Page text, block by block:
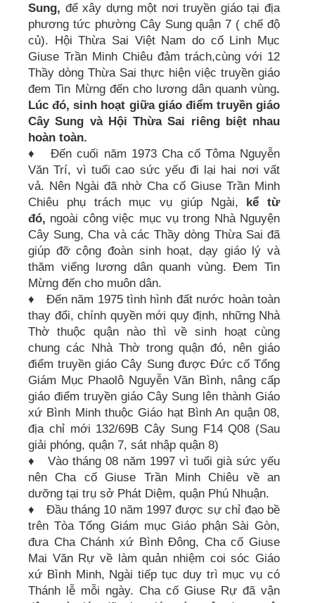
Sung, để xây dựng một nơi truyền giáo tại địa
phương tức phường Cây Sung quận 7 ( chế độ
củ). Hội Thừa Sai Việt Nam do cố Linh Mục
Giuse Trần Minh Chiêu đảm trách,cùng với 12
Thầy dòng Thừa Sai thực hiện việc truyền giáo
đem Tin Mừng đến cho lương dân quanh vùng.
Lúc đó, sinh hoạt giữa giáo điểm truyền giáo
Cây Sung và Hội Thừa Sai riêng biệt nhau
hoàn toàn.
♦ Đến cuối năm 1973 Cha cố Tôma Nguyễn
Văn Trí, vì tuổi cao sức yếu đi lại hai nơi vất
vả. Nên Ngài đã nhờ Cha cố Giuse Trần Minh
Chiêu phụ trách mục vụ giúp Ngài,
kể từ
đó, ngoài công việc mục vụ trong Nhà Nguyện
Cây Sung, Cha và các Thầy dòng Thừa Sai đã
giúp đỡ cộng đoàn sinh hoạt, dạy giáo lý và
thăm viếng lương dân quanh vùng. Đem Tin
Mừng đến cho muôn dân.
♦ Đến năm 1975 tình hình đất nước hoàn toàn
thay đổi, chính quyền mới quy định, những Nhà
Thờ thuộc quận nào thì về sinh hoạt cùng
chung các Nhà Thờ trong quận đó, nên giáo
điểm truyền giáo Cây Sung được Đức cố Tổng
Giám Mục Phaolô Nguyễn Văn Bình, nâng cấp
giáo điểm truyền giáo Cây Sung lên thành Giáo
xứ Bình Minh thuộc Giáo hạt Bình An quận 08,
địa chỉ mới 132/69B Cây Sung F14 Q08 (Sau
giải phóng, quận 7, sát nhập quận 8)
♦ Vào tháng 08 năm 1997 vì tuổi già sức yếu
nên Cha cố Giuse Trần Minh Chiêu về an
dưỡng tại trụ sở Phát Diệm, quận Phú Nhuận.
♦ Đầu tháng 10 năm 1997 được sự chỉ đạo bề
trên Tòa Tổng Giám mục Giáo phận Sài Gòn,
đưa Cha Chánh xứ Bình Đông, Cha cố Giuse
Mai Văn Rự về làm quản nhiệm coi sóc Giáo
xứ Bình Minh, Ngài tiếp tục duy trì mục vụ có
Thánh lễ mỗi ngày. Cha cố Giuse Rự đã vận